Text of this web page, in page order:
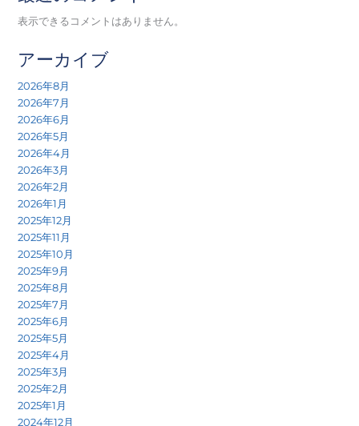
表示できるコメントはありません。
アーカイブ
2026年8月
2026年7月
2026年6月
2026年5月
2026年4月
2026年3月
2026年2月
2026年1月
2025年12月
2025年11月
2025年10月
2025年9月
2025年8月
2025年7月
2025年6月
2025年5月
2025年4月
2025年3月
2025年2月
2025年1月
2024年12月